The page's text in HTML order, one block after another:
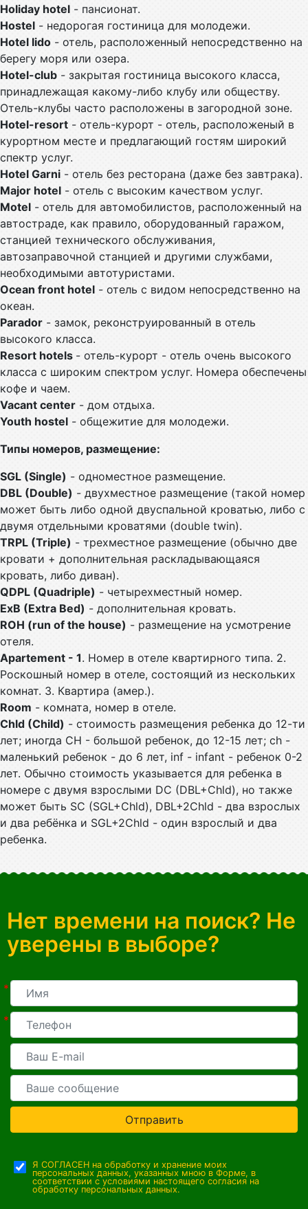
Holiday hotel - пансионат.
Hostel - недорогая гостиница для молодежи.
Hotel lido - отель, расположенный непосредственно на
берегу моря или озера.
Hotel-club - закрытая гостиница высокого класса,
принадлежащая какому-либо клубу или обществу.
Отель-клубы часто расположены в загородной зоне.
Hotel-resort - отель-курорт - отель, расположеный в
курортном месте и предлагающий гостям широкий
спектр услуг.
Hotel Garni - отель без ресторана (даже без завтрака).
Major hotel - отель с высоким качеством услуг.
Motel - отель для автомобилистов, расположенный на
автостраде, как правило, оборудованный гаражом,
станцией технического обслуживания,
автозаправочной станцией и другими службами,
необходимыми автотуристами.
Ocean front hotel - отель с видом непосредственно на
океан.
Parador - замок, реконструированный в отель
высокого класса.
Resort hotels - отель-курорт - отель очень высокого
класса с широким спектром услуг. Номера обеспечены
кофе и чаем.
Vacant center - дом отдыха.
Youth hostel - общежитие для молодежи.
Типы номеров, размещение:
SGL (Single) - одноместное размещение.
DBL (Double) - двухместное размещение (такой номер
может быть либо одной двуспальной кроватью, либо с
двумя отдельными кроватями (double twin).
TRPL (Triple) - трехместное размещение (обычно две
кровати + дополнительная раскладывающаяся
кровать, либо диван).
QDPL (Quadriple) - четырехместный номер.
ExB (Extra Bed) - дополнительная кровать.
ROH (run of the house) - размещение на усмотрение
отеля.
Apartement - 1. Номер в отеле квартирного типа. 2.
Роскошный номер в отеле, состоящий из нескольких
комнат. 3. Квартира (амер.).
Room - комната, номер в отеле.
Chld (Child) - стоимость размещения ребенка до 12-ти
лет; иногда CH - большой ребенок, до 12-15 лет; ch -
маленький ребенок - до 6 лет, inf - infant - ребенок 0-2
лет. Обычно стоимость указывается для ребенка в
номере с двумя взрослыми DC (DBL+Chld), но также
может быть SC (SGL+Chld), DBL+2Chld - два взрослых
и два ребёнка и SGL+2Chld - один взрослый и два
ребенка.
Нет времени на поиск? Не
уверены в выборе?
*
*
Отправить
Я СОГЛАСЕН на обработку и хранение моих
персональных данных, указанных мною в Форме, в
соответствии с условиями настоящего согласия на
обработку персональных данных.